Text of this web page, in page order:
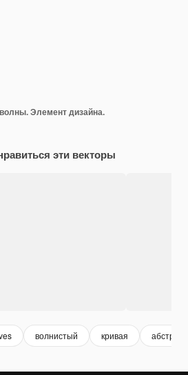
Элемент дизайна.
эти векторы
волнистый кривая